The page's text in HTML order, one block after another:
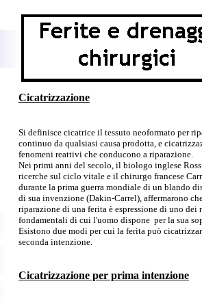
Cicatrizzazione
Si definisce cicatrice il tessuto neoformato per
continuo da qualsiasi causa prodotta, e
fenomeni reattivi che conducono a riparazione.
Nei primi anni del secolo, il biologo inglese
ricerche sul ciclo vitale e il chirurgo francese
durante la prima guerra mondiale di un blando
di sua invenzione (Dakin-Carrel), affermarono
riparazione di una ferita è espressione di uno dei
fondamentali di cui l'uomo dispone per la sua
Esistono due modi per cui la ferita può
seconda intenzione.
Cicatrizzazione per prima intenzione